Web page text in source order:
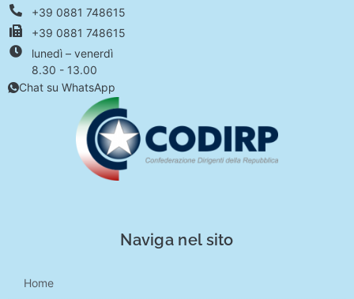
+39 0881 748615
+39 0881 748615
lunedì – venerdì
8.30 - 13.00
Chat su WhatsApp
Naviga nel sito
Home